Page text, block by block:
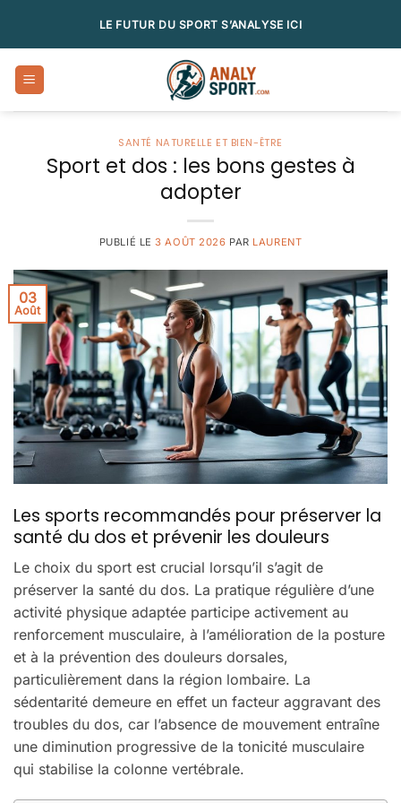
LE FUTUR DU SPORT S’ANALYSE ICI
SANTÉ NATURELLE ET BIEN-ÊTRE
Sport et dos : les bons gestes à
adopter
PUBLIÉ LE3 AOÛT 2026 PAR LAURENT
03
Août
Les sports recommandés pour préserver la
santé du dos et prévenir les douleurs
Le choix du sport est crucial lorsqu’il s’agit de
préserver la santé du dos. La pratique régulière d’une
activité physique adaptée participe activement au
renforcement musculaire, à l’amélioration de la posture
et à la prévention des douleurs dorsales,
particulièrement dans la région lombaire. La
sédentarité demeure en effet un facteur aggravant des
troubles du dos, car l’absence de mouvement entraîne
une diminution progressive de la tonicité musculaire
qui stabilise la colonne vertébrale.